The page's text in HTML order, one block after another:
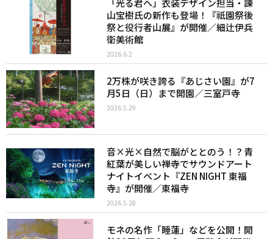
「光る君へ」衣装デザイン担当・諫
山宝樹氏の新作も登場！『祇園祭後
祭と役行者山展』が開催／細辻伊兵
衛美術館
2026.6.2
2万株が咲き誇る『あじさい園』が7
月5日（日）まで開園／三室戸寺
2026.5.29
音×光×自然で脳がととのう！？青
紅葉が美しい禅寺でサウンドアート
ナイトイベント『ZEN NIGHT 東福
寺』が開催／東福寺
2026.5.28
モネの名作「睡蓮」などを公開！開